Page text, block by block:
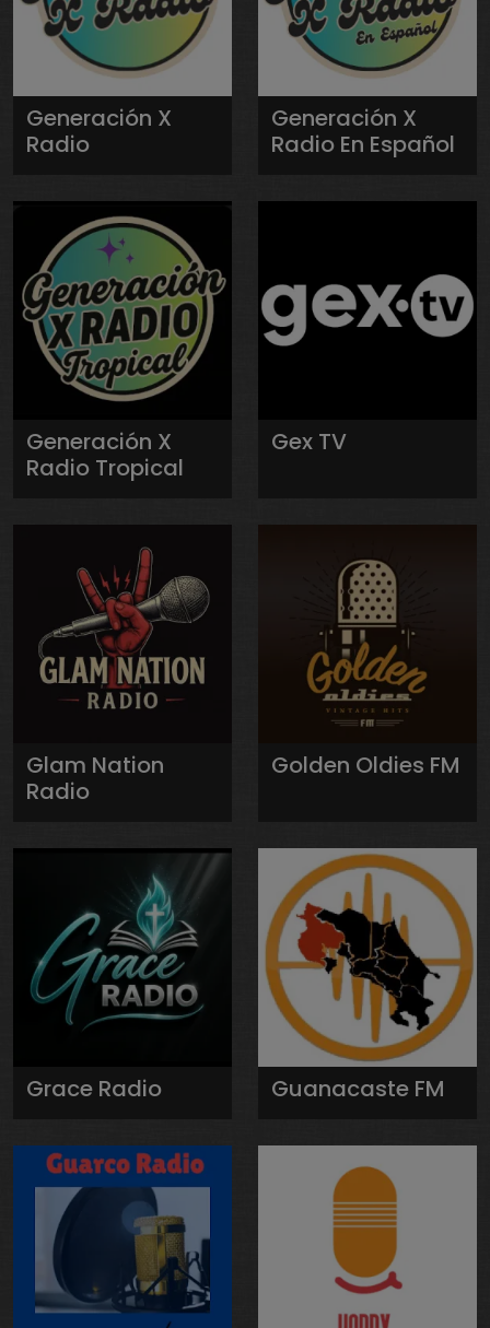
Generación X
Radio
Generación X
Radio En Español
Generación X
Radio Tropical
Gex TV
Glam Nation
Radio
Golden Oldies FM
Grace Radio Guanacaste FM